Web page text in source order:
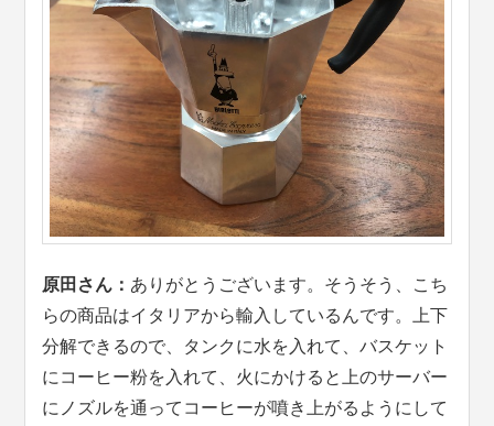
原田さん： ありがとうございます。そうそう、こち
らの商品はイタリアから輸入しているんです。上下
分解できるので、タンクに水を入れて、バスケット
にコーヒー粉を入れて、火にかけると上のサーバー
にノズルを通ってコーヒーが噴き上がるようにして